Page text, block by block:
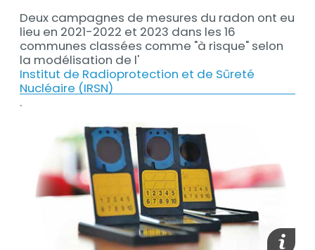
Deux campagnes de mesures du radon ont eu
lieu en 2021-2022 et 2023 dans les 16
communes classées comme "à risque" selon
la modélisation de l'
Institut de Radioprotection et de Sûreté
Nucléaire (IRSN)
.